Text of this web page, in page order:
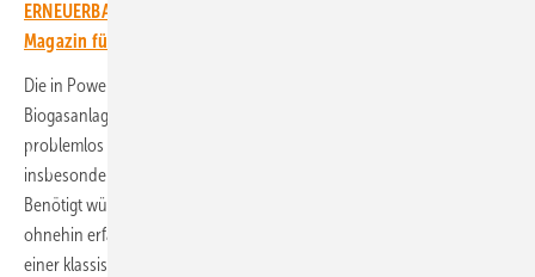
ERNEUERBARE ENERGIEN – dem größten verbandsunabhängigen
Magazin für erneuerbare Energien in Deutschland!
Die in PowerLand 4.2 entwickelte BHKW- und
Biogasanlagensteuerung lässt sich nach Angaben der Wissenschaftler
problemlos auch an anderen Standorten einsetzen und biete sich
insbesondere für Anlagen an, die Wärmeabnehmer versorgen.
Benötigt würden lediglich die Betriebsdaten, die man in der Regel
ohnehin erfasst. „Der wesentliche Vorteil unseres Ansatzes gegenüber
einer klassisch flexibilisierten Anlage besteht darin, mit Hilfe der